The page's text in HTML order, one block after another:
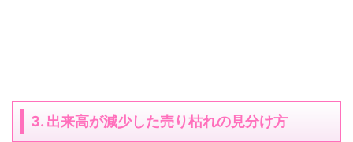
3. 出来高が減少した売り枯れの見分け方